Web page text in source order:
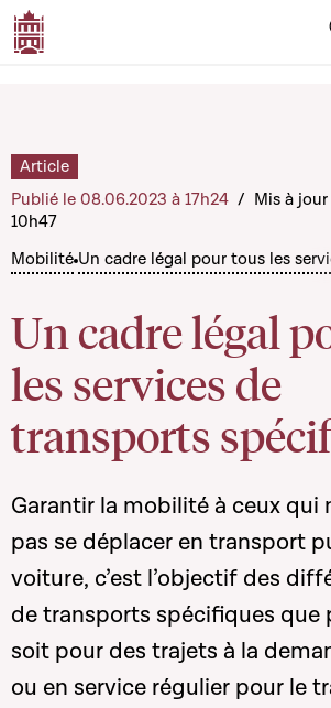
Mobilité Un cadre légal pour tous les
Un cadre légal
les services de
transports
Article
Publié le 08.06.2023 à 17h24 / Mis à
10h47
Garantir la mobilité à ceux qui
pas se déplacer en transport
voiture, c’est l’objectif des
de transports spécifiques que
soit pour des trajets à la
ou en service régulier pour le